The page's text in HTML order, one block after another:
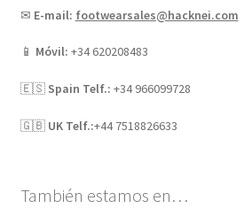
✉ E-mail: footwearsales@hacknei.com
📱 Móvil: +34 620208483
🇪🇸 Spain Telf.: +34 966099728
🇬🇧 UK Telf.:+44 7518826633
También estamos en…